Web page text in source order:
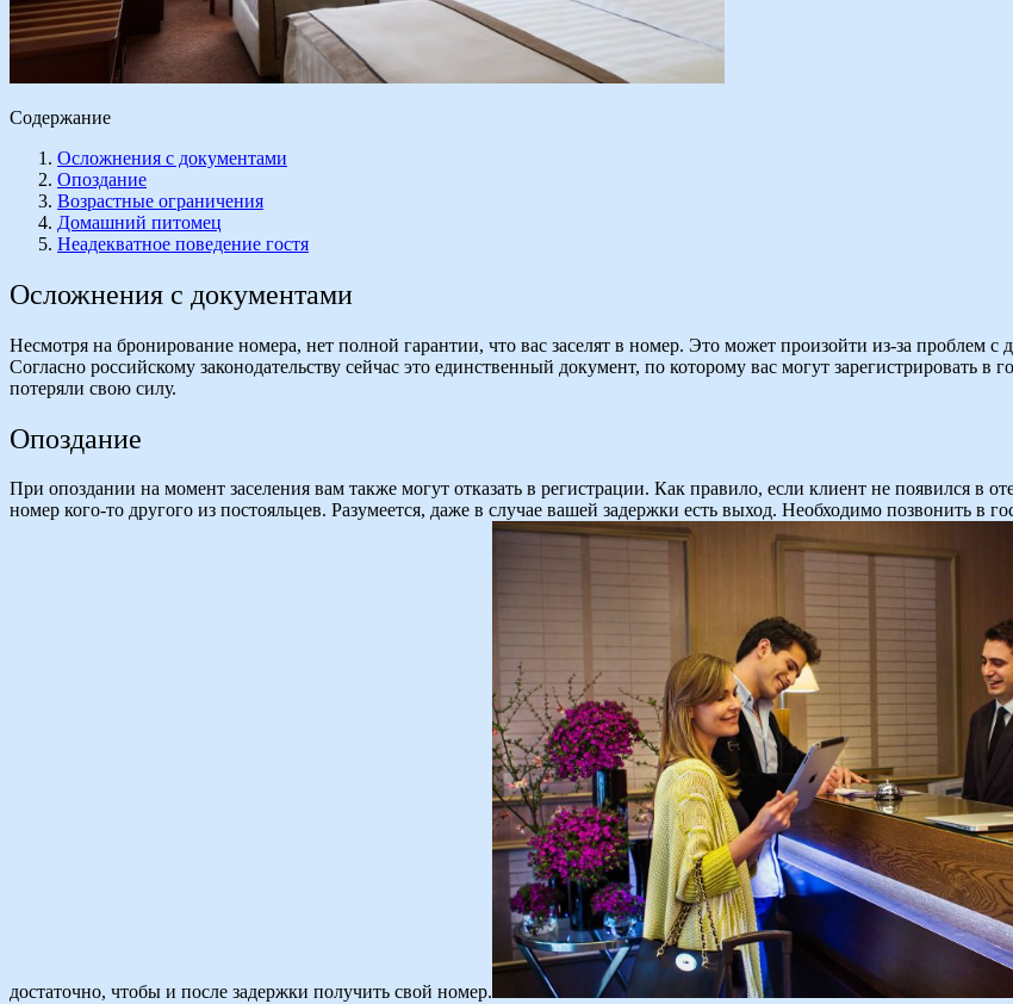
Содержание
Осложнения с документами
Опоздание
Возрастные ограничения
Домашний питомец
Неадекватное поведение гостя
Осложнения с документами
Несмотря на бронирование номера, нет полной гарантии, что вас заселят в номер. Это может произойти из-за проблем
Согласно российскому законодательству сейчас это единственный документ, по которому вас могут зарегистрировать
потеряли свою силу.
Опоздание
При опоздании на момент заселения вам также могут отказать в регистрации. Как правило, если клиент не появился в
номер кого-то другого из постояльцев. Разумеется, даже в случае вашей задержки есть выход. Необходимо позвонить в
достаточно, чтобы и после задержки получить свой номер.